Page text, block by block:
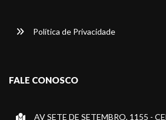
Política de Privacidade
FALE CONOSCO
AV SETE DE SETEMBRO, 1155 -